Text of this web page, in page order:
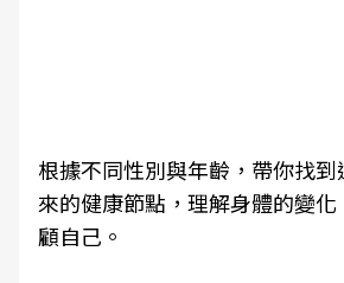
根據不同性別與年齡，帶你找
來的健康節點，理解身體的變
顧自己。